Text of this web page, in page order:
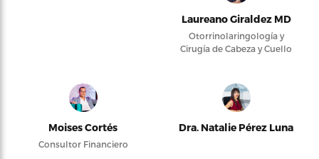
Laureano Giraldez MD
Otorrinolaringología y
Cirugía de Cabeza y Cuello
Moises Cortés
Consultor Financiero
Dra. Natalie Pérez Luna